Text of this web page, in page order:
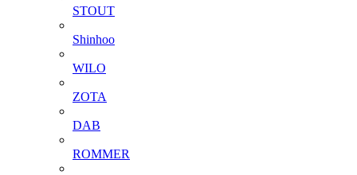
STOUT
Shinhoo
WILO
ZOTA
DAB
ROMMER